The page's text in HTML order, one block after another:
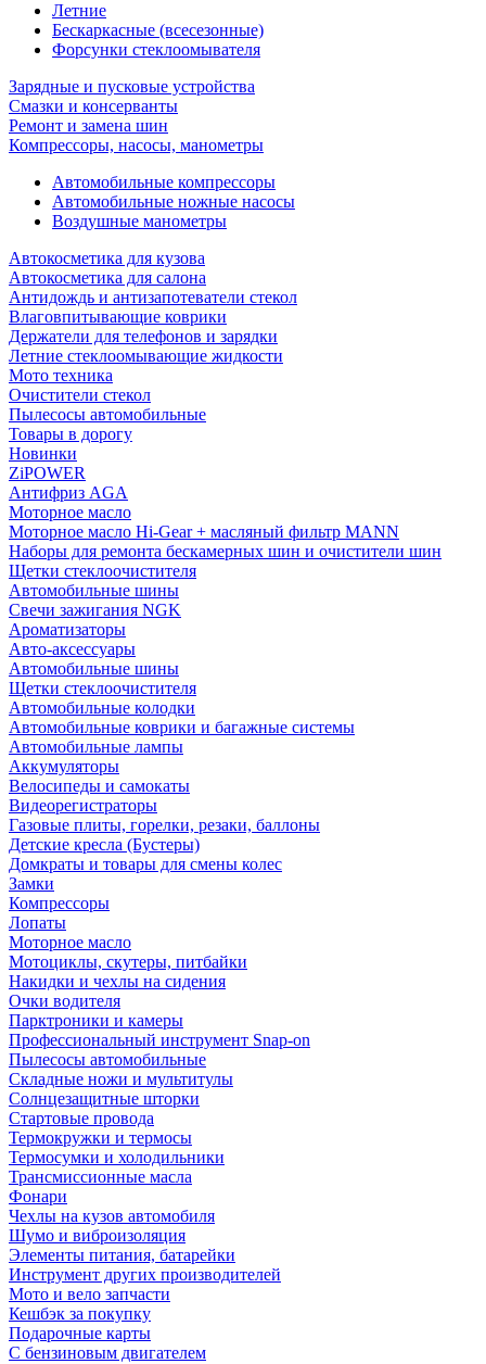
Летние
Бескаркасные (всесезонные)
Форсунки стеклоомывателя
Зарядные и пусковые устройства
Смазки и консерванты
Ремонт и замена шин
Компрессоры, насосы, манометры
Автомобильные компрессоры
Автомобильные ножные насосы
Воздушные манометры
Автокосметика для кузова
Автокосметика для салона
Антидождь и антизапотеватели стекол
Влаговпитывающие коврики
Держатели для телефонов и зарядки
Летние стеклоомывающие жидкости
Мото техника
Очистители стекол
Пылесосы автомобильные
Товары в дорогу
Новинки
ZiPOWER
Антифриз AGA
Моторное масло
Моторное масло Hi-Gear + масляный фильтр MANN
Наборы для ремонта бескамерных шин и очистители шин
Щетки стеклоочистителя
Автомобильные шины
Свечи зажигания NGK
Ароматизаторы
Авто-аксессуары
Автомобильные шины
Щетки стеклоочистителя
Автомобильные колодки
Автомобильные коврики и багажные системы
Автомобильные лампы
Аккумуляторы
Велосипеды и самокаты
Видеорегистраторы
Газовые плиты, горелки, резаки, баллоны
Детские кресла (Бустеры)
Домкраты и товары для смены колес
Замки
Компрессоры
Лопаты
Моторное масло
Мотоциклы, скутеры, питбайки
Накидки и чехлы на сидения
Очки водителя
Парктроники и камеры
Профессиональный инструмент Snap-on
Пылесосы автомобильные
Складные ножи и мультитулы
Солнцезащитные шторки
Стартовые провода
Термокружки и термосы
Термосумки и холодильники
Трансмиссионные масла
Фонари
Чехлы на кузов автомобиля
Шумо и виброизоляция
Элементы питания, батарейки
Инструмент других производителей
Мото и вело запчасти
Кешбэк за покупку
Подарочные карты
С бензиновым двигателем